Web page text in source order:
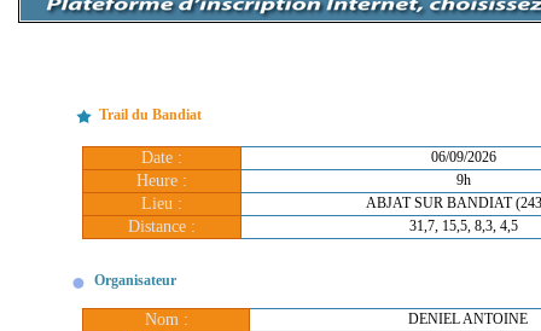
Trail du Bandiat
Date : 06/09/2026
Heure : 9h
Lieu : ABJAT SUR BANDIAT
Distance : 31,7, 15,5, 8,3, 4,5
Organisateur
Nom : DENIEL ANTOINE